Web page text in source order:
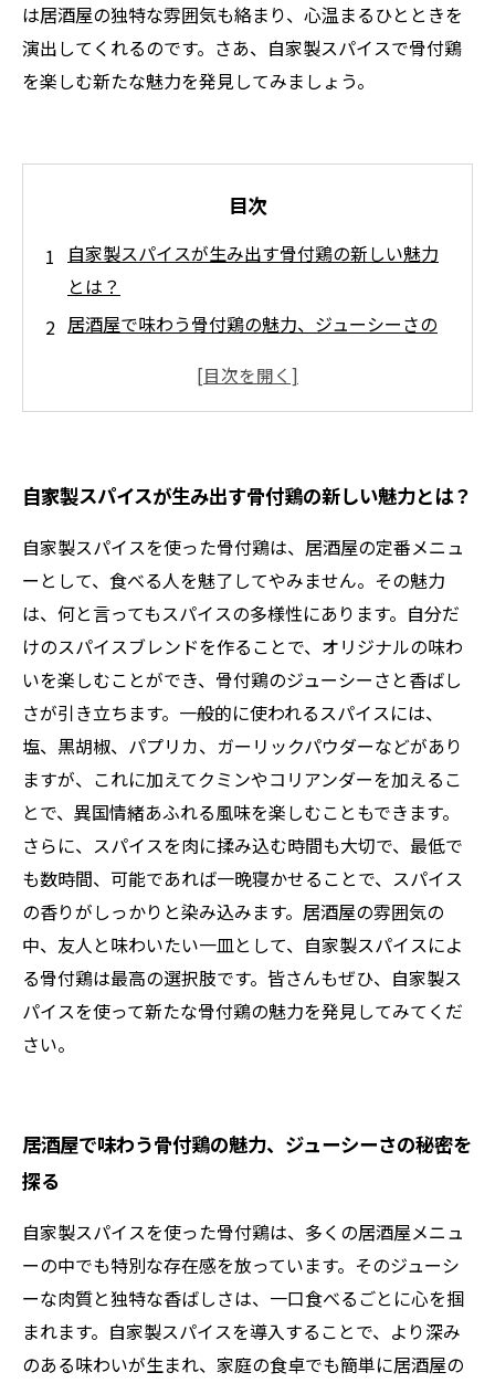
は居酒屋の独特な雰囲気も絡まり、心温まるひとときを
演出してくれるのです。さあ、自家製スパイスで骨付鶏
を楽しむ新たな魅力を発見してみましょう。
目次
自家製スパイスが生み出す骨付鶏の新しい魅力
とは？
居酒屋で味わう骨付鶏の魅力、ジューシーさの
自宅で再現！自家製スパイスを使った骨付鶏の
個性的なスパイスの組み合わせであなたの骨付
鶏をアップグレード
居酒屋の雰囲気を自宅で再現、自家製スパイス
の楽しみ方
自家製スパイスによる骨付鶏の魅力を再確認し
よう
自家製スパイスが生み出す骨付鶏の新しい魅力とは？
自家製スパイスを使った骨付鶏は、居酒屋の定番メニュ
ーとして、食べる人を魅了してやみません。その魅力
は、何と言ってもスパイスの多様性にあります。自分だ
けのスパイスブレンドを作ることで、オリジナルの味わ
いを楽しむことができ、骨付鶏のジューシーさと香ばし
さが引き立ちます。一般的に使われるスパイスには、
塩、黒胡椒、パプリカ、ガーリックパウダーなどがあり
ますが、これに加えてクミンやコリアンダーを加えるこ
とで、異国情緒あふれる風味を楽しむこともできます。
さらに、スパイスを肉に揉み込む時間も大切で、最低で
も数時間、可能であれば一晩寝かせることで、スパイス
の香りがしっかりと染み込みます。居酒屋の雰囲気の
中、友人と味わいたい一皿として、自家製スパイスによ
る骨付鶏は最高の選択肢です。皆さんもぜひ、自家製ス
パイスを使って新たな骨付鶏の魅力を発見してみてくだ
さい。
居酒屋で味わう骨付鶏の魅力、ジューシーさの秘密を
探る
自家製スパイスを使った骨付鶏は、多くの居酒屋メニュ
ーの中でも特別な存在感を放っています。そのジューシ
ーな肉質と独特な香ばしさは、一口食べるごとに心を掴
まれます。自家製スパイスを導入することで、より深み
のある味わいが生まれ、家庭の食卓でも簡単に居酒屋の